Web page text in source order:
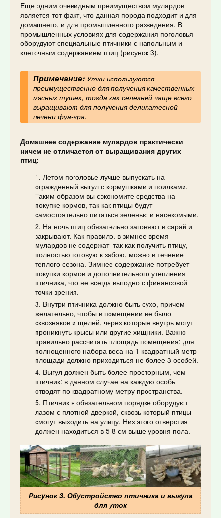
Еще одним очевидным преимуществом мулардов
является тот факт, что данная порода подходит и для
домашнего, и для промышленного разведения. В
промышленных условиях для содержания поголовья
оборудуют специальные птичники с напольным и
клеточным содержанием птиц (рисунок 3).
Примечание:Утки используются
преимущественно для получения качественных
мясных тушек, тогда как селезней чаще всего
выращивают для получения деликатесной
печени фуа-гра.
Домашнее содержание мулардов практически
ничем не отличается от выращивания других
птиц:
Летом поголовье лучше выпускать на
огражденный выгул с кормушками и поилками.
Таким образом вы сэкономите средства на
покупке кормов, так как птицы будут
самостоятельно питаться зеленью и насекомыми.
На ночь птиц обязательно загоняют в сарай и
закрывают. Как правило, в зимнее время
мулардов не содержат, так как получить птицу,
полностью готовую к забою, можно в течение
теплого сезона. Зимнее содержание потребует
покупки кормов и дополнительного утепления
птичника, что не всегда выгодно с финансовой
точки зрения.
Внутри птичника должно быть сухо, причем
желательно, чтобы в помещении не было
сквозняков и щелей, через которые внутрь могут
проникнуть крысы или другие хищники. Важно
правильно рассчитать площадь помещения: для
полноценного набора веса на 1 квадратный метр
площади должно приходиться не более 3 особей.
Выгул должен быть более просторным, чем
птичник: в данном случае на каждую особь
отводят по квадратному метру пространства.
Птичник в обязательном порядке оборудуют
лазом с плотной дверкой, сквозь который птицы
смогут выходить на улицу. Низ этого отверстия
должен находиться в 5-8 см выше уровня пола.
Рисунок 3. Обустройство птичника и выгула
для уток